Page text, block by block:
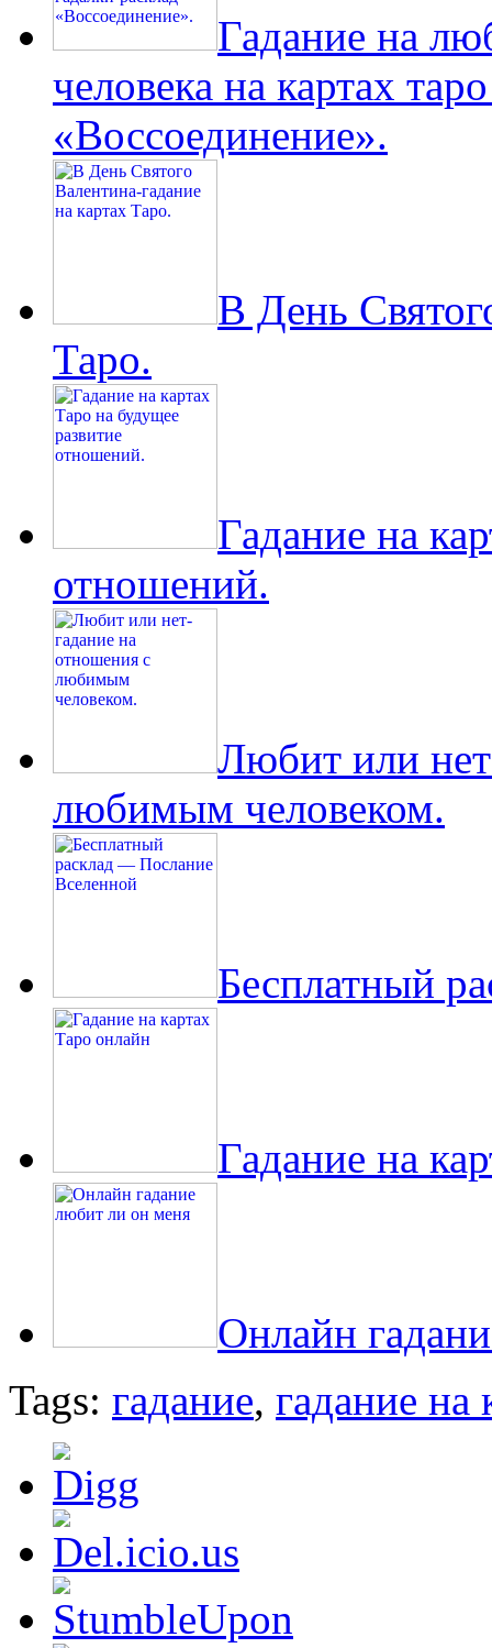
Гадание на
человека на картах
«Воссоединение».
В День
Таро.
Гадание на
отношений.
Любит или
любимым человеком.
Бесплатный
Гадание на
Онлайн
Tags: гадание, гадание на